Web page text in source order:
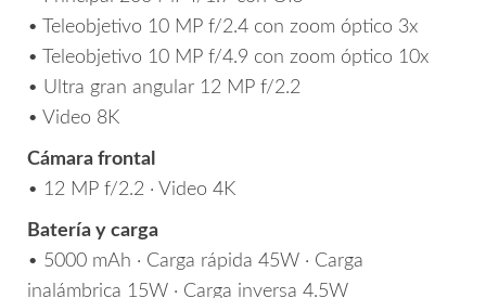
• Teleobjetivo 10 MP f/2.4 con zoom óptico 3x
• Teleobjetivo 10 MP f/4.9 con zoom óptico 10x
• Ultra gran angular 12 MP f/2.2
• Video 8K
Cámara frontal
• 12 MP f/2.2 · Video 4K
Batería y carga
• 5000 mAh · Carga rápida 45W · Carga
inalámbrica 15W · Carga inversa 4.5W